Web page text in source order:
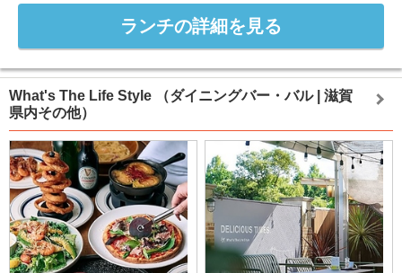
ランチの詳細を見る
What's The Life Style
（ダイニングバー・バル | 滋賀
県内その他）